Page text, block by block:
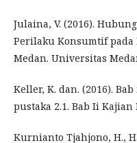
Julaina, V. (2016).
Perilaku Konsumtif pada
Medan. Universitas
Keller, K. dan. (2016).
pustaka 2.1. Bab Ii Kajian
Kurnianto Tjahjono, H.,